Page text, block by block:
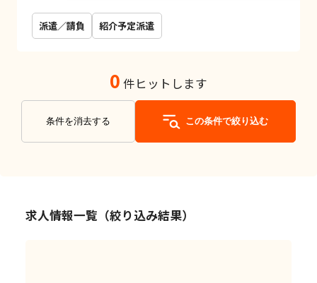
派遣／請負 紹介予定派遣
0 件ヒットします
条件を消去する この条件で絞り込む
求人情報一覧（絞り込み結果）